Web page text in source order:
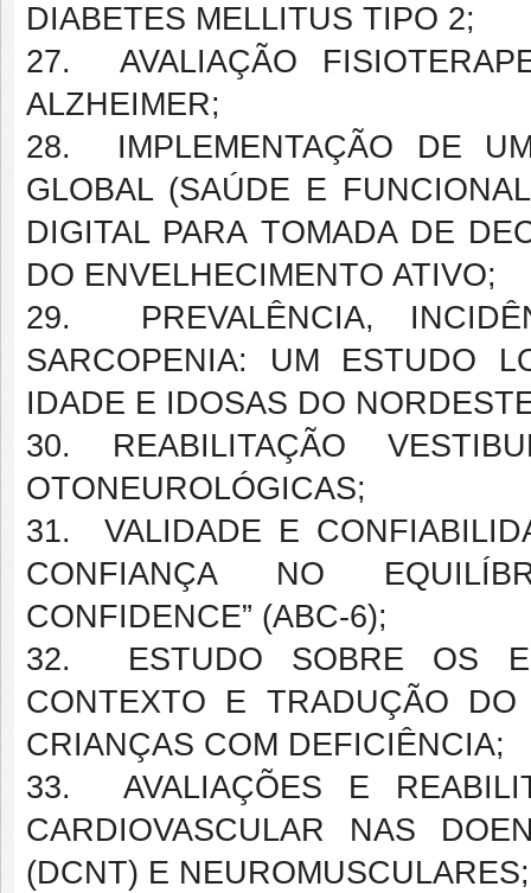
DIABETES MELLITUS TIPO 2;
27. AVALIAÇÃO
ALZHEIMER;
28. IMPLEMENTAÇÃO DE
GLOBAL (SAÚDE E
DIGITAL PARA TOMADA DE
DO ENVELHECIMENTO ATIVO;
29. PREVALÊNCIA,
SARCOPENIA: UM ESTUDO
IDADE E IDOSAS DO
30. REABILITAÇÃO
OTONEUROLÓGICAS;
31. VALIDADE E
CONFIANÇA NO
CONFIDENCE” (ABC-6);
32. ESTUDO SOBRE OS
CONTEXTO E TRADUÇÃO
CRIANÇAS COM DEFICIÊNCIA;
33. AVALIAÇÕES E
CARDIOVASCULAR NAS
(DCNT) E NEUROMUSCULARES;